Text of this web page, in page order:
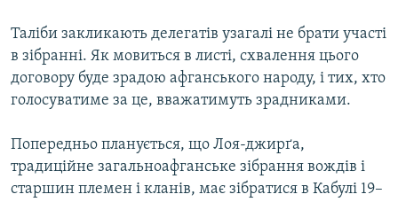
Таліби закликають делегатів узагалі не брати участі
в зібранні. Як мовиться в листі, схвалення цього
договору буде зрадою афганського народу, і тих, хто
голосуватиме за це, вважатимуть зрадниками.
Попередньо планується, що Лоя-джирґа,
традиційне загальноафганське зібрання вождів і
старшин племен і кланів, має зібратися в Кабулі 19–